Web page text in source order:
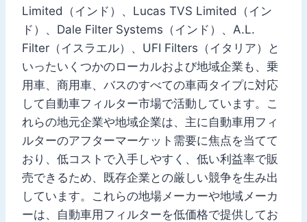
Limited（インド）、Lucas TVS Limited（イン
ド）、Dale Filter Systems（インド）、A.L.
Filter（イスラエル）、UFI Filters（イタリア）と
いったいくつかのローカルおよび地域企業も、乗
用車、商用車、バスのすべての車両タイプに対応
して自動車フィルター市場で活動しています。こ
れらの地元企業や地域企業は、主に自動車用フィ
ルターのアフターマーケット需要に焦点を当てて
おり、低コストで入手しやすく、低い利益率で販
売できるため、既存企業との厳しい競争を生み出
しています。これらの地場メーカーや地域メーカ
ーは、自動車用フィルターを低価格で提供してお